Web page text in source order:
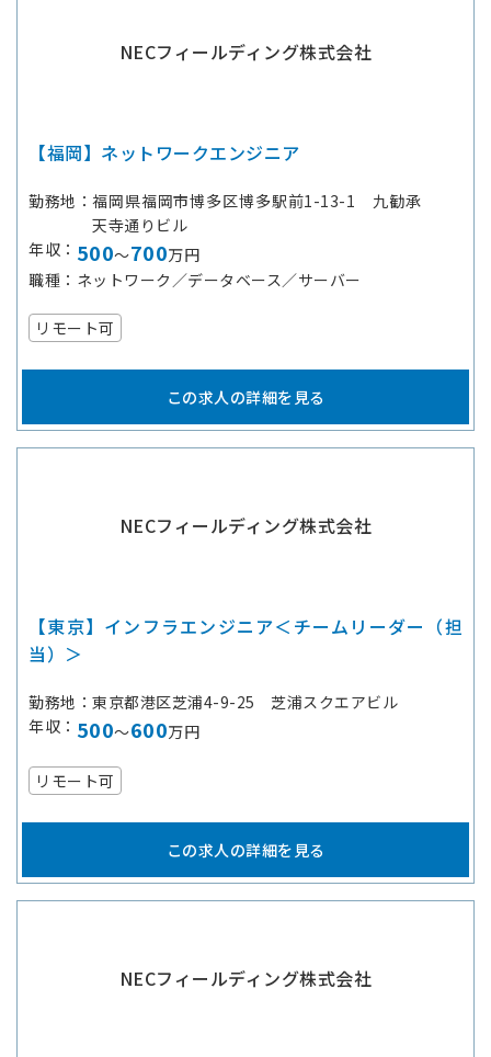
NECフィールディング株式会社
【福岡】ネットワークエンジニア
勤務地
福岡県福岡市博多区博多駅前1-13-1 九勧承
天寺通りビル
年収
500～700万円
職種
ネットワーク／データベース／サーバー
リモート可
この求人の詳細を見る
NECフィールディング株式会社
【東京】インフラエンジニア＜チームリーダー（担
当）＞
勤務地
東京都港区芝浦4-9-25 芝浦スクエアビル
年収
500～600万円
リモート可
この求人の詳細を見る
NECフィールディング株式会社